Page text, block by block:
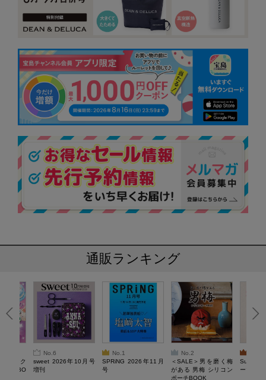
通販ランキング
るスク
ぷにBO
No.6
sweet 2026年10月号
増刊
No.1
SPRiNG 2026年11月
号
No.2
＜SALE＞男を磨く梅
がある 男梅 シリコン
ポーチBOOK
ーツチャ